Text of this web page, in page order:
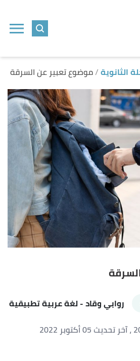
الثانوية موضوع تعبير عن السرقة
روابي وقاد- لغة عربية تطبيقية
، آخر تحديث 05 أكتوبر 2022